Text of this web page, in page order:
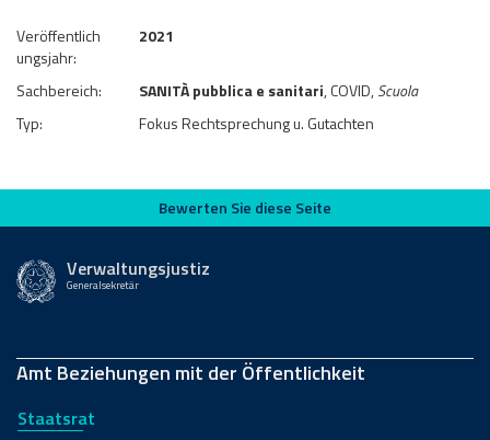
Veröffentlich
ungsjahr:
2021
Sachbereich: SANITÀ pubblica e sanitari, COVID,Scuola
Typ:
Fokus Rechtsprechung u. Gutachten
Bewerten Sie diese Seite
Bewerten Sie diese Seite
Verwaltungsjustiz
Generalsekretär
Amt Beziehungen mit der Öffentlichkeit
Staatsrat